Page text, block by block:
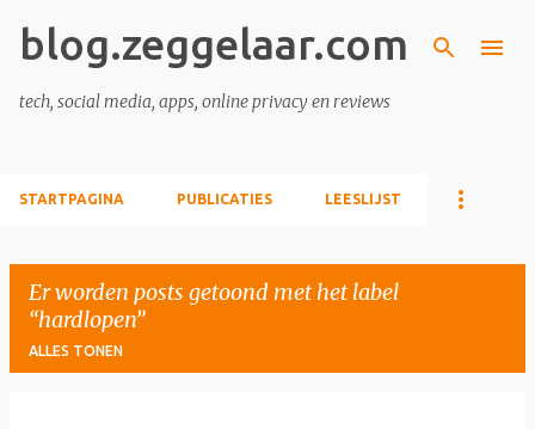
Doorgaan naar hoofdcontent
blog.zeggelaar.com
tech, social media, apps, online privacy en reviews
STARTPAGINA PUBLICATIES LEESLIJST
Er worden posts getoond met het label
hardlopen
ALLES TONEN